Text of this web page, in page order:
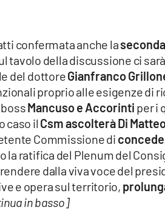
confermata anche la
tavolo della discussione ci
del dottoreGianfranco
proprio alle esigenze di
Mancuso e Accorinti per i
caso il Csm ascolterà Di
Commissione di
la ratifica del Plenum del
dalla viva voce del
e opera sul territorio,
in basso]